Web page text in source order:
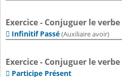
Exercice - Conjuguer le verbe
 Infinitif Passé(Auxiliaire avoir)
Exercice - Conjuguer le verbe
 Participe Présent